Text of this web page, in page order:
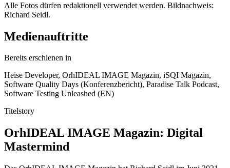
Alle Fotos dürfen redaktionell verwendet werden. Bildnachweis:
Richard Seidl.
Medienauftritte
Bereits erschienen in
Heise Developer, OrhIDEAL IMAGE Magazin, iSQI Magazin,
Software Quality Days (Konferenzbericht), Paradise Talk Podcast,
Software Testing Unleashed (EN)
Titelstory
OrhIDEAL IMAGE Magazin: Digital
Mastermind